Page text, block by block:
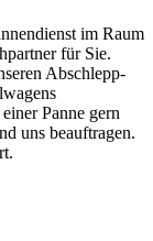
im Raum
für Sie.
Abschlepp-
Panne gern
uns beauftragen.